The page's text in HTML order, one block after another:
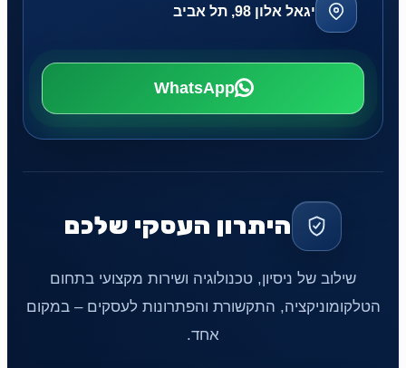
יגאל אלון 98, תל אביב
WhatsApp
היתרון העסקי שלכם
שילוב של ניסיון, טכנולוגיה ושירות מקצועי בתחום
הטלקומוניקציה, התקשורת והפתרונות לעסקים – במקום
אחד.